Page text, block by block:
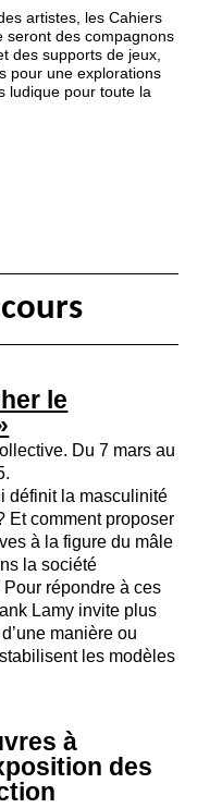
artistes, les Cahiers
seront des compagnons
des supports de jeux,
pour une explorations
ludique pour toute la
le
Du 7 mars au
définit la masculinité
Et comment proposer
à la figure du mâle
la société
Pour répondre à ces
Lamy invite plus
manière ou
les modèles
à
des